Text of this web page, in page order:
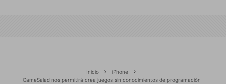
Inicio
iPhone
GameSalad nos permitirá crea juegos sin conocimientos de programación